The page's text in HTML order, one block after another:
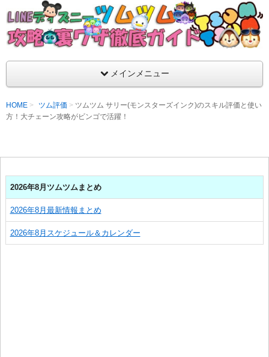
LINEディズニー ツムツム攻略・裏ワザ徹底
支持率No1！痒いところに手が届くツムツム攻略サイト！新ツ
ラ評価も丁寧に解説！ツムツムを120％楽しめるサイトを目指し
メインメニュー
HOME ツム評価
ツムツム サリー(モンスターズインク)のスキル評価と使い
方！大チェーン攻略がビンゴで活躍！
2026年8月ツムツムまとめ
2026年8月最新情報まとめ
2026年8月スケジュール＆カレンダー